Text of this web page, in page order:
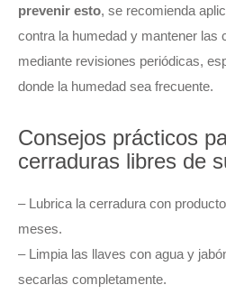
prevenir esto, se recomienda
contra la humedad y mantener las
mediante revisiones periódicas,
donde la humedad sea frecuente.
Consejos prácticos
cerraduras libres de
– Lubrica la cerradura con
meses.
– Limpia las llaves con agua y
secarlas completamente.